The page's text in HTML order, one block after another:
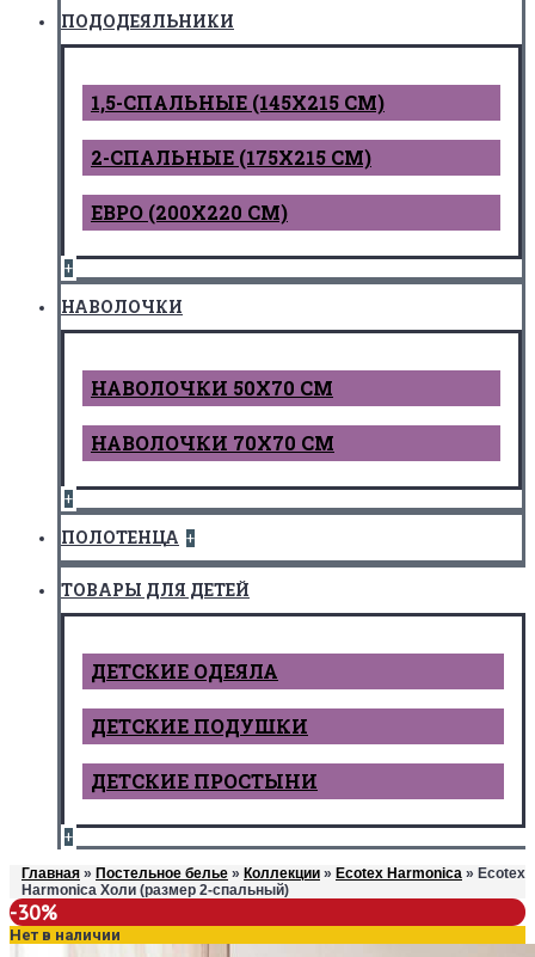
ПОДОДЕЯЛЬНИКИ
1,5-СПАЛЬНЫЕ (145Х215 СМ)
2-СПАЛЬНЫЕ (175Х215 СМ)
ЕВРО (200Х220 СМ)
+
НАВОЛОЧКИ
НАВОЛОЧКИ 50Х70 СМ
НАВОЛОЧКИ 70Х70 СМ
+
ПОЛОТЕНЦА +
ТОВАРЫ ДЛЯ ДЕТЕЙ
ДЕТCКИЕ ОДЕЯЛА
ДЕТСКИЕ ПОДУШКИ
ДЕТСКИЕ ПРОСТЫНИ
+
Главная » Постельное белье » Коллекции » Ecotex Harmonica » Ecotex
Harmonica Холи (размер 2-спальный)
-30%
Нет в наличии